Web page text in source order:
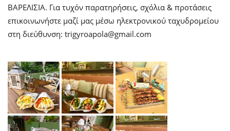
ΒΑΡΕΛΙΣΙΑ. Για τυχόν παρατηρήσεις, σχόλια & προτάσεις
επικοινωνήστε μαζί μας μέσω ηλεκτρονικού ταχυδρομείου
στη διεύθυνση: trigyroapola@gmail.com